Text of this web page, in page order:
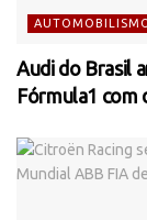
Audi do Brasil
Fórmula1 com